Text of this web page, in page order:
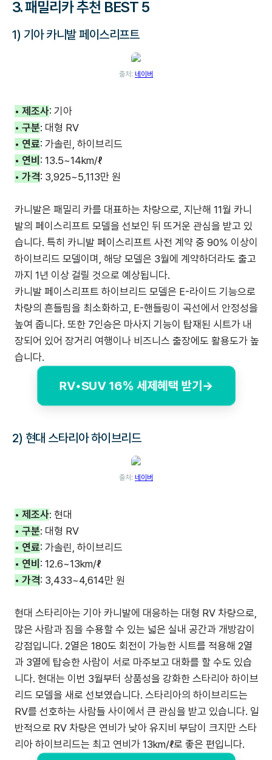
3. 패밀리카 추천 BEST 5
1) 기아 카니발 페이스리프트
출처: 네이버
• 제조사: 기아
• 구분: 대형 RV
• 연료: 가솔린, 하이브리드
• 연비 : 13.5~14km/ℓ
• 가격: 3,925~5,113만 원
카니발은 패밀리 카를 대표하는 차량으로, 지난해 11월 카니
발의 페이스리프트 모델을 선보인 뒤 뜨거운 관심을 받고 있
습니다. 특히 카니발 페이스리프트 사전 계약 중 90% 이상이
하이브리드 모델이며, 해당 모델은 3월에 계약하더라도 출고
까지 1년 이상 걸릴 것으로 예상됩니다.
카니발 페이스리프트 하이브리드 모델은 E-라이드 기능으로
차량의 흔들림을 최소화하고, E-핸들링이 곡선에서 안정성을
높여 줍니다. 또한 7인승은 마사지 기능이 탑재된 시트가 내
장되어 있어 장거리 여행이나 비즈니스 출장에도 활용도가 높
습니다.
RV•SUV 16% 세제혜택 받기→
2) 현대 스타리아 하이브리드
출처: 네이버
• 제조사: 현대
• 구분: 대형 RV
• 연료: 가솔린, 하이브리드
• 연비 : 12.6~13km/ℓ
• 가격: 3,433~4,614만 원
현대 스타리아는 기아 카니발에 대응하는 대형 RV 차량으로,
많은 사람과 짐을 수용할 수 있는 넓은 실내 공간과 개방감이
강점입니다. 2열은 180도 회전이 가능한 시트를 적용해 2열
과 3열에 탑승한 사람이 서로 마주보고 대화를 할 수도 있습
니다. 현대는 이번 3월부터 상품성을 강화한 스타리아 하이브
리드 모델을 새로 선보였습니다. 스타리아의 하이브리드는
RV를 선호하는 사람들 사이에서 큰 관심을 받고 있습니다. 일
반적으로 RV 차량은 연비가 낮아 유지비 부담이 크지만 스타
리아 하이브리드는 최고 연비가 13km/ℓ로 좋은 편입니다.